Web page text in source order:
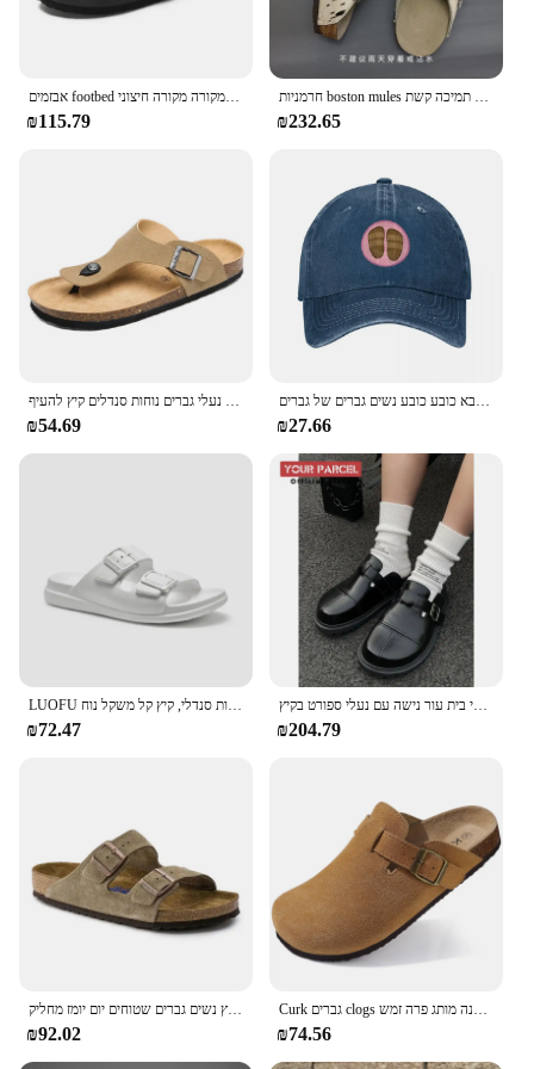
אבזמים footbed עבור נשים גברים פרדות עור נוחות נעלי תפוחי אדמה עם קשת תמיכה מקורה מקורה חיצוני
₪115.79
חרמניות boston mules סנדלים נשים גברים נעלי בית אמיתי עור ילדה חיצונית להחליק על נעלי בית פקק עם תמיכה קשת
₪232.65
נעלי בית קורק נעלי גברים נוחות סנדלים קיץ להעיף flop חיצונית נגד החלקה נעלי חוף אופנה נוער נעלי ספורט
₪54.69
בירקנס כובע בייסבול גודל גדול כובע אבא כובע כובע נשים גברים של גברים
₪27.66
LUOFU נשים של אבזם כפול שקופיות סנדלי, קיץ קל משקל נוח Eva החלקה סנדלי עבור מקורה חיצוני, 2023 חדש
₪72.47
החבילה שלך מקורית נעלי בירקן לגברים נעלי בית עור נישה עם נעלי ספורט בקיץ
₪204.79
מניות בריקן זמש פולות ליקק סנדלים יוניסקס בחוץ נשים גברים שטוחים יום יומז מחליק
₪92.02
Curk גברים clogs נעלי אופנה מותג פרה זמש clogs עור פקק footbed גברים mules
₪74.56